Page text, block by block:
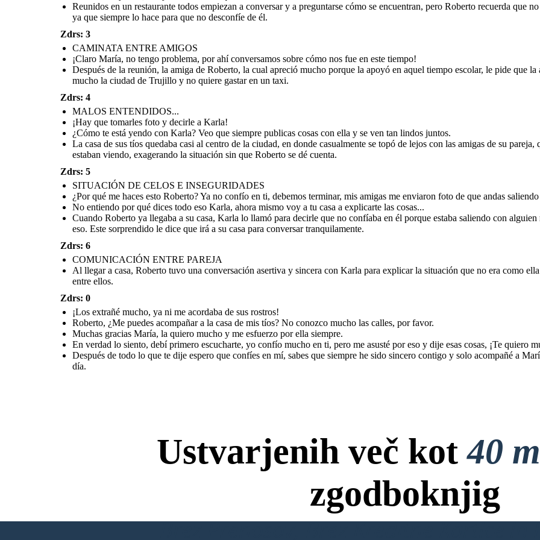
Cuando Roberto ya llegaba a su casa, Karla lo llamó
para decirle que no confíaba en él porque estaba
saliendo con alguien más y que deben terminar, ya
que sus amigas le contaron eso. Este sorprendido le
dice que irá a su casa para conversar
tranquilamente.
Al llegar a casa, Roberto tuvo una conversación
asertiva y sincera con Karla para explicar la situación
que no era como ella decía, en donde, al final deciden
reconciliarse y confiar entre ellos.
Después de todo lo
que te dije espero
sabes que siempre
he sido sincero
para contarte mi
día.
apreció mucho porque la apoyó en aquel tiempo
escolar, le pide que la acompañe a la casa de sus tíos,
debido a que no conoce mucho la ciudad de Trujillo y
no quiere gastar en un taxi.
Al llegar a casa, Roberto tuvo una conversación
asertiva y sincera con Karla para explicar la situación
que no era como ella decía, en donde, al final deciden
reconciliarse y confiar entre ellos.
Reunidos en un restaurante todos empiezan a conversar y a preguntarse cómo se encuentran, pero Roberto recuerda que
ya que siempre lo hace para que no desconfíe de él.
Zdrs: 3
CAMINATA ENTRE AMIGOS
¡Claro María, no tengo problema, por ahí conversamos sobre cómo nos fue en este tiempo!
Después de la reunión, la amiga de Roberto, la cual apreció mucho porque la apoyó en aquel tiempo escolar, le pide que
mucho la ciudad de Trujillo y no quiere gastar en un taxi.
Zdrs: 4
MALOS ENTENDIDOS...
¡Hay que tomarles foto y decirle a Karla!
¿Cómo te está yendo con Karla? Veo que siempre publicas cosas con ella y se ven tan lindos juntos.
La casa de sus tíos quedaba casi al centro de la ciudad, en donde casualmente se topó de lejos con las amigas de su
estaban viendo, exagerando la situación sin que Roberto se dé cuenta.
Zdrs: 5
SITUACIÓN DE CELOS E INSEGURIDADES
¿Por qué me haces esto Roberto? Ya no confío en ti, debemos terminar, mis amigas me enviaron foto de que andas
No entiendo por qué dices todo eso Karla, ahora mismo voy a tu casa a explicarte las cosas...
Cuando Roberto ya llegaba a su casa, Karla lo llamó para decirle que no confíaba en él porque estaba saliendo con
eso. Este sorprendido le dice que irá a su casa para conversar tranquilamente.
Zdrs: 6
COMUNICACIÓN ENTRE PAREJA
Al llegar a casa, Roberto tuvo una conversación asertiva y sincera con Karla para explicar la situación que no era como
entre ellos.
Zdrs: 0
¡Los extrañé mucho, ya ni me acordaba de sus rostros!
Roberto, ¿Me puedes acompañar a la casa de mis tíos? No conozco mucho las calles, por favor.
Muchas gracias María, la quiero mucho y me esfuerzo por ella siempre.
En verdad lo siento, debí primero escucharte, yo confío mucho en ti, pero me asusté por eso y dije esas cosas, ¡Te quiero
Después de todo lo que te dije espero que confíes en mí, sabes que siempre he sido sincero contigo y solo acompañé a
día.
Ustvarjenih več kot40
zgodboknjig
Brez Prenosov, Brez Kreditne Kartice in